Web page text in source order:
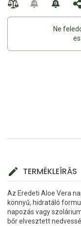
Ne
TERMÉKLEÍRÁS
Az Eredeti Aloe Vera
könnyű, hidratáló
napozás vagy
bőr elvesztett